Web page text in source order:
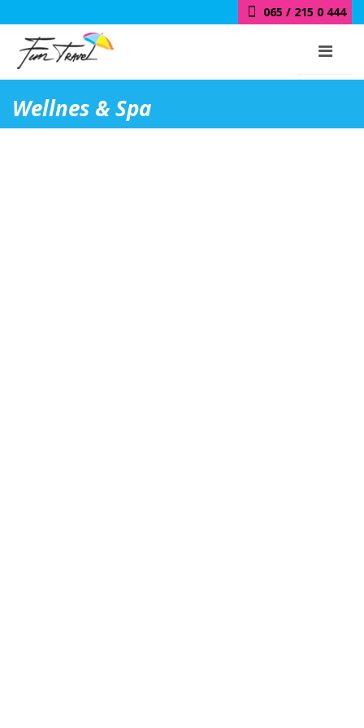
065 / 215 0 444
Wellnes & Spa